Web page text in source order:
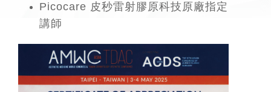
Picocare 皮秒雷射膠原科技原廠指定
講師